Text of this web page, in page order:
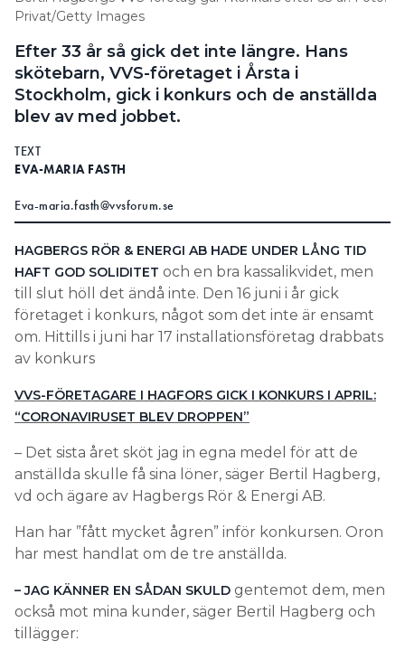
Information om GDPR
Search for:
Privat/Getty Images
Efter 33 år så gick det inte längre. Hans
skötebarn, VVS-företaget i Årsta i
Stockholm, gick i konkurs och de anställda
blev av med jobbet.
TEXT
EVA-MARIA FASTH
Eva-maria.fasth@vvsforum.se
HAGBERGS RÖR & ENERGI AB HADE UNDER LÅNG TID
HAFT GOD SOLIDITET och en bra kassalikvidet, men
till slut höll det ändå inte. Den 16 juni i år gick
företaget i konkurs, något som det inte är ensamt
om. Hittills i juni har 17 installationsföretag drabbats
av konkurs
VVS-FÖRETAGARE I HAGFORS GICK I KONKURS I APRIL:
“CORONAVIRUSET BLEV DROPPEN”
– Det sista året sköt jag in egna medel för att de
anställda skulle få sina löner, säger Bertil Hagberg,
vd och ägare av Hagbergs Rör & Energi AB.
Han har ”fått mycket ågren” inför konkursen. Oron
har mest handlat om de tre anställda.
– JAG KÄNNER EN SÅDAN SKULD gentemot dem, men
också mot mina kunder, säger Bertil Hagberg och
tillägger: